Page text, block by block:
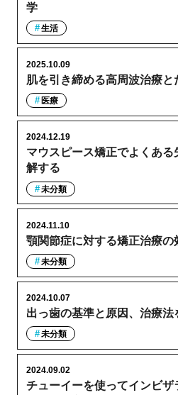
学
生活
肌を引き締める高周波治療と
2025.10.09
医療
マウスピース矯正でよくある
解する
2024.12.19
未分類
顎関節症に対する矯正治療の
2024.11.10
未分類
出っ歯の基準と原因、治療法
2024.10.07
未分類
チューイーを使ってインビザ
2024.09.02